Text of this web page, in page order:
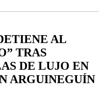
AL
TRAS
DE LUJO EN
ARGUINEGUÍN